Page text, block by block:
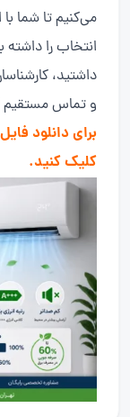
می‌کنیم تا شما
انتخاب را داشته
داشتید،
و تماس مستقیم
برای دانلود فایل
کلیک کنید.